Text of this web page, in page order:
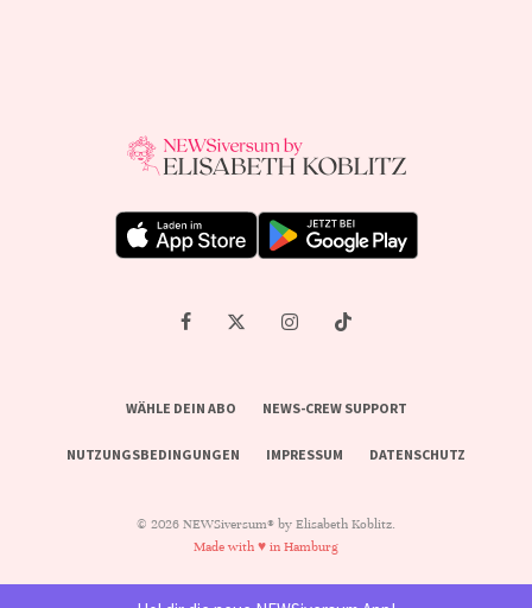
WÄHLE DEIN ABO NEWS-CREW SUPPORT
NUTZUNGSBEDINGUNGEN IMPRESSUM DATENSCHUTZ
© 2026 NEWSiversum® by Elisabeth Koblitz.
Made with ♥ in Hamburg